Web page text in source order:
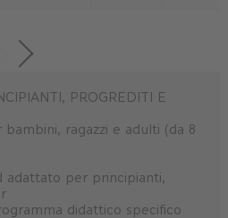
PROGREDITI E
ragazzi e adulti (da 8
adattato per principianti,
didattico specifico